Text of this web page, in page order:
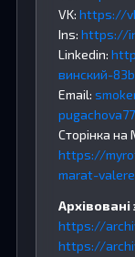
VK: https://
Ins: https://
Linkedin:
винский-
Email:
Сторінка на
https://
marat-
Архівовані
https://
https://